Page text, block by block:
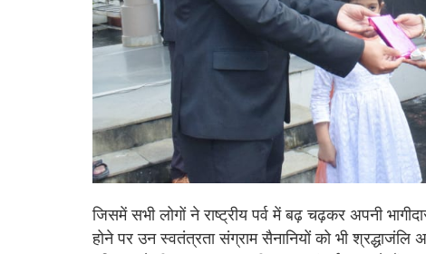
जिसमें सभी लोगों ने राष्ट्रीय पर्व में बढ़ चढ़कर अपनी
होने पर उन स्वतंत्रता संग्राम सैनानियों को भी श्रद्धाजंलि